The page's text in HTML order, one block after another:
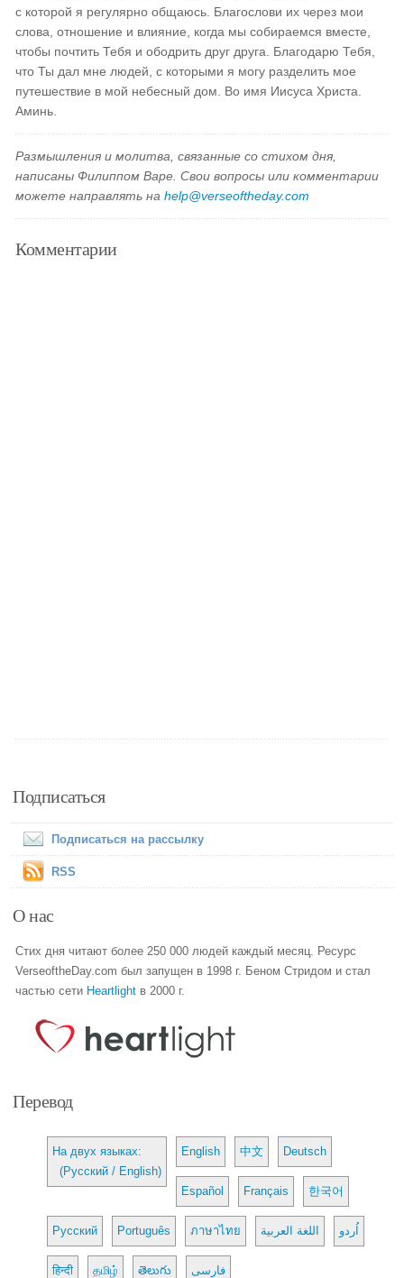
с которой я регулярно общаюсь. Благослови их через мои
слова, отношение и влияние, когда мы собираемся вместе,
чтобы почтить Тебя и ободрить друг друга. Благодарю Тебя,
что Ты дал мне людей, с которыми я могу разделить мое
путешествие в мой небесный дом. Во имя Иисуса Христа.
Аминь.
Размышления и молитва, связанные со стихом дня,
написаны Филиппом Варе. Свои вопросы или комментарии
можете направлять наhelp@verseoftheday.com
Комментарии
Подписаться
Подписаться на рассылку
RSS
О нас
Стих дня читают более 250 000 людей каждый месяц. Ресурс
VerseoftheDay.com был запущен в 1998 г. Беном Стридом и стал
частью сети Heartlight в 2000 г.
Перевод
На двух языках:
(Русский / English)
English 中文 Deutsch
Español Français 한국어
Русский Português ภาษาไทย اللغة العربية اُردو
हिन्दी தமிழ் తెలుగు فارسی